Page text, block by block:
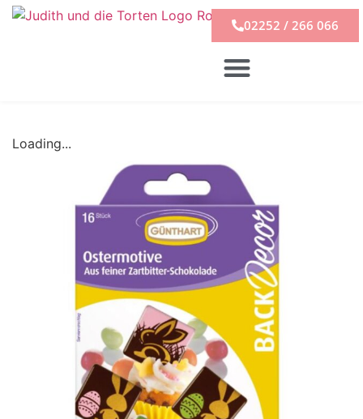
02252 / 266 066
Loading...